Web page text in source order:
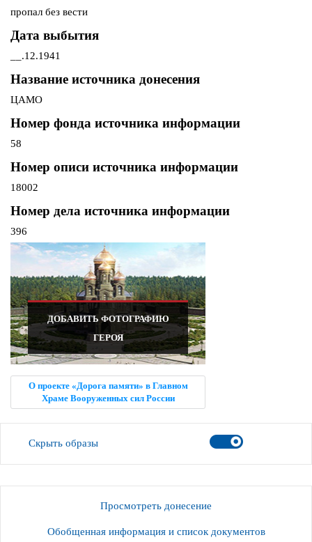
пропал без вести
Дата выбытия
__.12.1941
Название источника донесения
ЦАМО
Номер фонда источника информации
58
Номер описи источника информации
18002
Номер дела источника информации
396
ДОБАВИТЬ ФОТОГРАФИЮ
ГЕРОЯ
О проекте «Дорога памяти» в Главном
Храме Вооруженных сил России
Скрыть образы
Просмотреть донесение
Обобщенная информация и список документов